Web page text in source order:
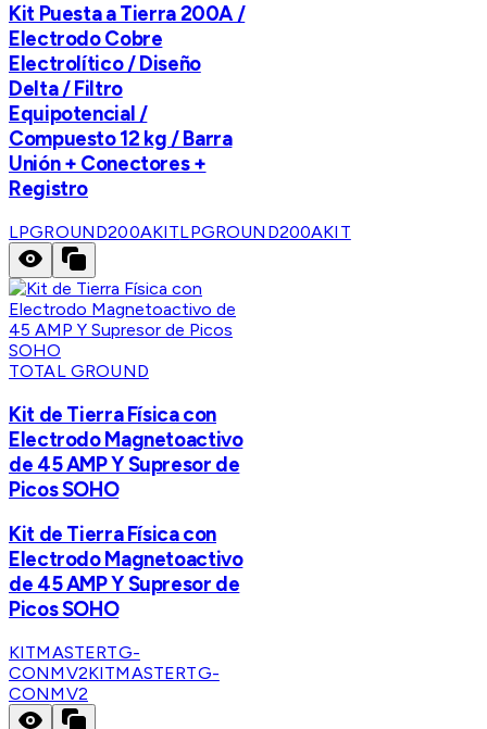
Kit Puesta a Tierra 200A /
Electrodo Cobre
Electrolítico / Diseño
Delta / Filtro
Equipotencial /
Compuesto 12 kg / Barra
Unión + Conectores +
Registro
LPGROUND200AKITLPGROUND200AKIT
TOTAL GROUND
Kit de Tierra Física con
Electrodo Magnetoactivo
de 45 AMP Y Supresor de
Picos SOHO
Kit de Tierra Física con
Electrodo Magnetoactivo
de 45 AMP Y Supresor de
Picos SOHO
KITMASTERTG-
CONMV2KITMASTERTG-
CONMV2